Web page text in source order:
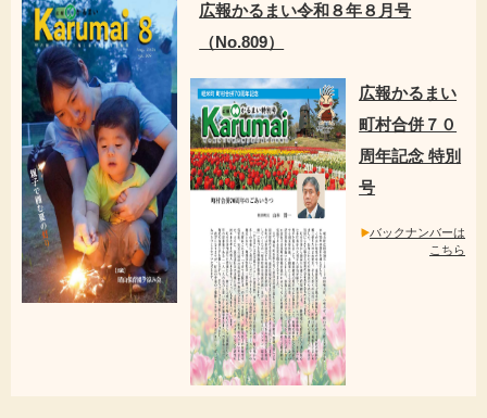
広報かるまい令和８年８月号
（No.809）
広報かるまい
町村合併７０
周年記念 特別
号
バックナンバーは
こちら